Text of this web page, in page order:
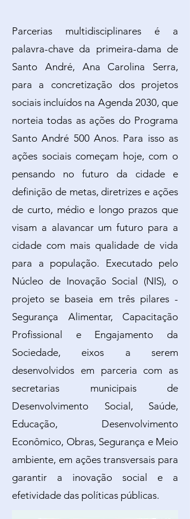
Parcerias multidisciplinares é a
palavra-chave da primeira-dama de
Santo André, Ana Carolina Serra,
para a concretização dos projetos
sociais incluídos na Agenda 2030, que
norteia todas as ações do Programa
Santo André 500 Anos. Para isso as
ações sociais começam hoje, com o
pensando no futuro da cidade e
definição de metas, diretrizes e ações
de curto, médio e longo prazos que
visam a alavancar um futuro para a
cidade com mais qualidade de vida
para a população. Executado pelo
Núcleo de Inovação Social (NIS), o
projeto se baseia em três pilares -
Segurança Alimentar, Capacitação
Profissional e Engajamento da
Sociedade, eixos a serem
desenvolvidos em parceria com as
secretarias municipais de
Desenvolvimento Social, Saúde,
Educação, Desenvolvimento
Econômico, Obras, Segurança e Meio
ambiente, em ações transversais para
garantir a inovação social e a
efetividade das políticas públicas.